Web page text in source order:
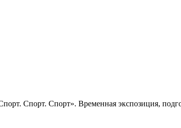
Спорт. Спорт». Временная экспозиция,